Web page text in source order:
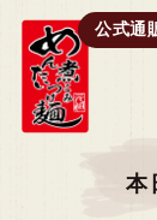
公式通
本